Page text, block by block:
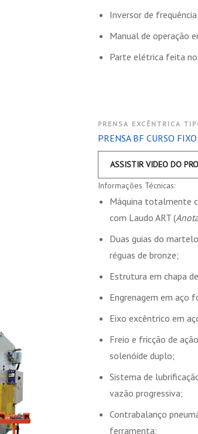
Inversor de frequência;
Manual de operação
Parte elétrica feita
PRENSA EXCÊNTRICA
PRENSA BF CURSO FIXO
ASSISTIR VIDEO DO
Informações Técnicas:
Máquina totalmente
com Laudo ART (
Duas guias do
réguas de bronze;
Estrutura em chapa
Engrenagem em aço
Eixo excêntrico em
Freio e fricção de
solenóide duplo;
Sistema de
vazão progressiva;
Contrabalanço
ferramenta;